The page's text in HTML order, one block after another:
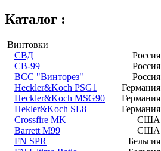
Каталог :
Винтовки
СВД
Россия
СВ-99
Россия
ВСС "Винторез"
Россия
Heckler&Koch PSG1
Германия
Heckler&Koch MSG90 Германия
Hekler&Koch SL8
Германия
Crossfire MK
США
Barrett M99
США
FN SPR
Бельгия